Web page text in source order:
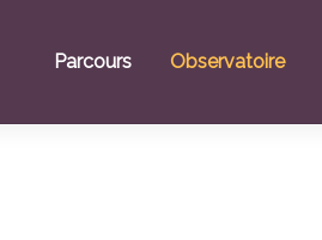
Parcours Observatoire